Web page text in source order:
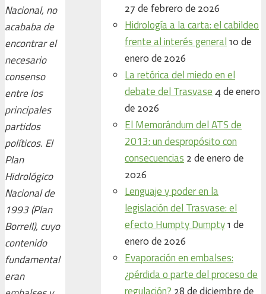
Nacional, no
acababa de
encontrar el
necesario
consenso
entre los
principales
partidos
políticos. El
Plan
Hidrológico
Nacional de
1993 (Plan
Borrell), cuyo
contenido
fundamental
eran
27 de febrero de 2026
Hidrología a la carta: el cabildeo
frente al interés general 10 de
enero de 2026
La retórica del miedo en el
debate del Trasvase 4 de enero
de 2026
El Memorándum del ATS de
2013: un despropósito con
consecuencias 2 de enero de
2026
Lenguaje y poder en la
legislación del Trasvase: el
efecto Humpty Dumpty 1 de
enero de 2026
Evaporación en embalses:
¿pérdida o parte del proceso de
28 de diciembre de